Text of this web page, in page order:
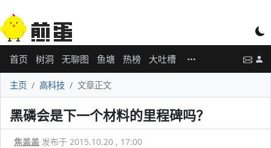
首页 树洞 无聊图 鱼塘 热榜 大吐槽
主页 高科技 文章正文
黑磷会是下一个材料的里程碑吗？
焦盖盖 发布于 2015.10.20 , 17:00